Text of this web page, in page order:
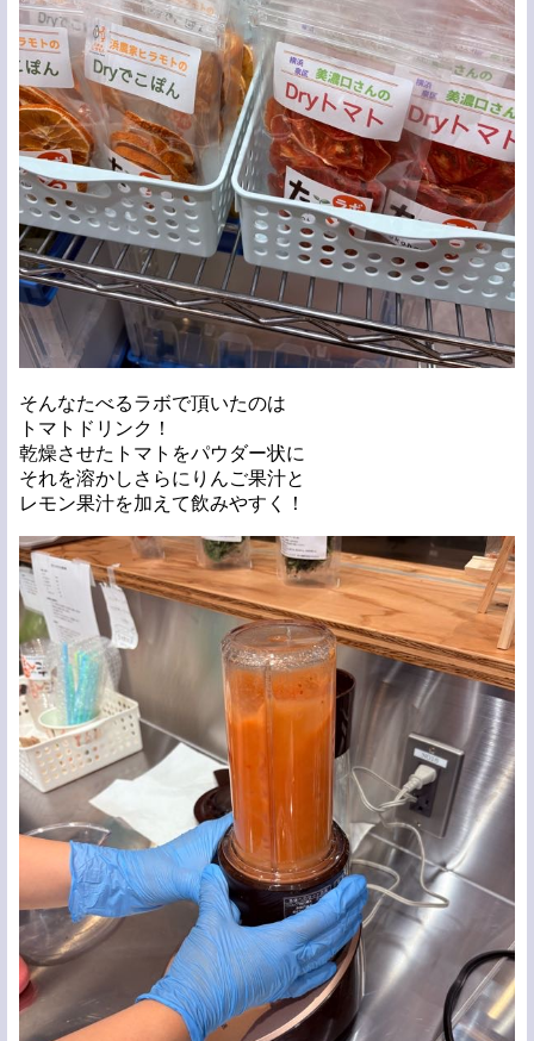
そんなたべるラボで頂いたのは
トマトドリンク！
乾燥させたトマトをパウダー状に
それを溶かしさらにりんご果汁と
レモン果汁を加えて飲みやすく！